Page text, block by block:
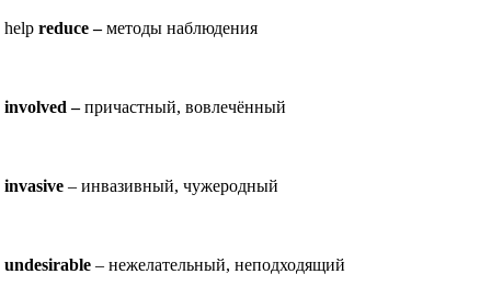
helpreduce –методы наблюдения
involved –причастный, вовлечённый
invasive – инвазивный, чужеродный
undesirable – нежелательный, неподходящий